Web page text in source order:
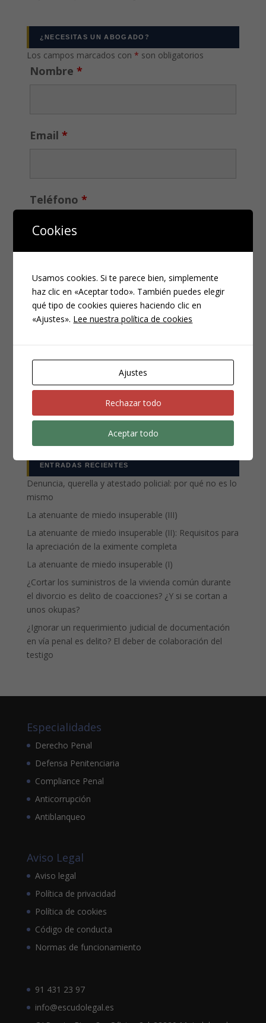
¿NECESITAS UN ABOGADO?
Los campos marcados con * son obligatorios
Nombre *
Email *
Teléfono *
Compliance
Penal
Penitenciario
ENTRADAS RECIENTES
Denuncia, querella y atestado policial: por qué no es lo
mismo
La atenuante de miedo insuperable (III)
La atenuante de miedo insuperable (II): Requisitos para
la apreciación de la eximente completa
La atenuante de miedo insuperable (I)
¿Cortar los suministros de la vivienda común durante
el divorcio es delito de coacciones? ¿Y si se cortan a
unos okupas?
¿Ignorar un requerimiento judicial de documentación
en vía penal es delito? El deber de colaboración del
testigo
Especialidades
Derecho Penal
Defensa Penitenciaria
Compliance Penal
Anticorrupción
Antiblanqueo
Aviso Legal
Aviso legal
Política de privacidad
Política de cookies
Código de conducta
Normas de funcionamiento
91 431 23 97
info@escudolegal.es
Cookies
Usamos cookies. Si te parece bien, simplemente
haz clic en «Aceptar todo». También puedes elegir
qué tipo de cookies quieres haciendo clic en
«Ajustes». Lee nuestra política de cookies
Ajustes
Rechazar todo
Aceptar todo